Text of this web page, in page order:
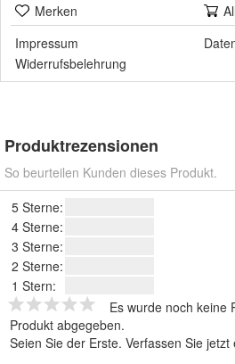
Merken
Impressum
Widerrufsbelehrung
Produktrezensionen
So beurteilen Kunden dieses Produkt.
5 Sterne:
4 Sterne:
3 Sterne:
2 Sterne:
1 Stern:
Es wurde noch keine
Produkt abgegeben.
Seien Sie der Erste. Verfassen Sie